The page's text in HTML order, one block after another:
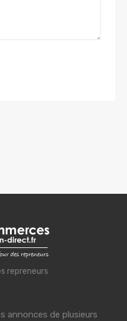
repreneurs
annonces de plusieurs